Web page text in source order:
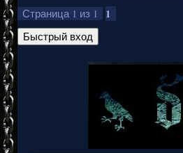
Страница 1 из 1 1